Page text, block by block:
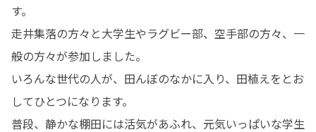
す。
走井集落の方々と大学生やラグビー部、空手部の方々、一
般の方々が参加しました。
いろんな世代の人が、田んぼのなかに入り、田植えをとお
してひとつになります。
普段、静かな棚田には活気があふれ、元気いっぱいな学生